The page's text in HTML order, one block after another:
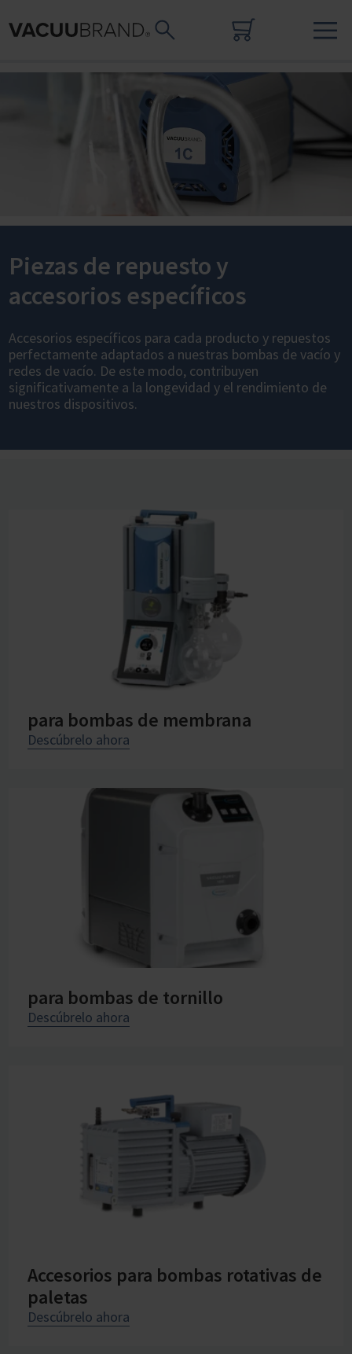
Piezas de repuesto y
accesorios específicos
Accesorios específicos para cada producto y repuestos
perfectamente adaptados a nuestras bombas de vacío y
redes de vacío. De este modo, contribuyen
significativamente a la longevidad y el rendimiento de
nuestros dispositivos.
para bombas de membrana
Descúbrelo ahora
para bombas de tornillo
Descúbrelo ahora
Accesorios para bombas rotativas de
paletas
Descúbrelo ahora